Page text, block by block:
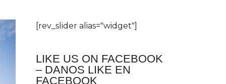
[rev_slider alias="widget"]
LIKE US ON FACEBOOK
– DANOS LIKE EN
FACEBOOK